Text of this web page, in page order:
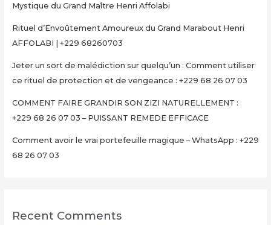
Mystique du Grand Maître Henri Affolabi
Rituel d’Envoûtement Amoureux du Grand Marabout Henri
AFFOLABI | +229 68260703
Jeter un sort de malédiction sur quelqu’un : Comment utiliser
ce rituel de protection et de vengeance : +229 68 26 07 03
COMMENT FAIRE GRANDIR SON ZIZI NATURELLEMENT :
+229 68 26 07 03 – PUISSANT REMEDE EFFICACE
Comment avoir le vrai portefeuille magique – WhatsApp : +229
68 26 07 03
Recent Comments